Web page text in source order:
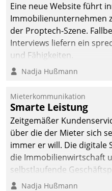
Eine neue Website führt
Immobilienunternehmen
der Proptech-Szene.
Interviews liefern ein
und Fähigkeiten.
Nadja Hußmann
Mieterkommunikation
Smarte Leistung
Zeitgemäßer
über die der Mieter sich
immer er will. Die digitale
die Immobilienwirtschaft
selbstlaufende
Kunde und smart der
Nadja Hußmann